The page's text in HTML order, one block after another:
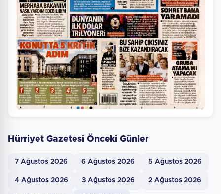
Hürriyet Gazetesi Önceki Günler
7 Ağustos 2026 6 Ağustos 2026 5 Ağustos 2026
4 Ağustos 2026 3 Ağustos 2026 2 Ağustos 2026